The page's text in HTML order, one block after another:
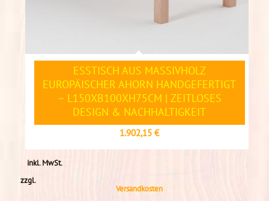
ESSTISCH AUS MASSIVHOLZ
EUROPÄISCHER AHORN HANDGEFERTIGT
– L150XB100XH75CM | ZEITLOSES
DESIGN & NACHHALTIGKEIT
1.902,15 €
inkl. MwSt.
zzgl.
Versandkosten